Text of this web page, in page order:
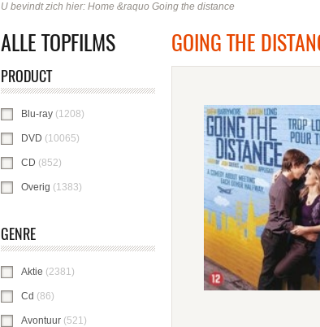
U bevindt zich hier: Home &raquo Going the distance
ALLE TOPFILMS
PRODUCT
Blu-ray (1208)
DVD (10065)
CD (852)
Overig (1383)
GENRE
Aktie (2381)
Cd (86)
Avontuur (521)
GOING THE